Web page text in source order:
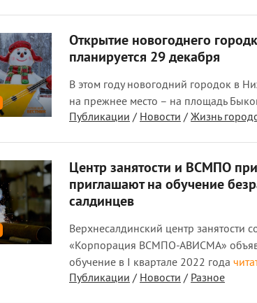
Открытие новогоднего
планируется 29 декабря
В этом году новогодний городок в
на прежнее место – на площадь
Публикации/ Новости/ Жизнь
Центр занятости и ВСМПО
приглашают на обучение
салдинцев
Верхнесалдинский центр занятости
«Корпорация ВСМПО-АВИСМА»
обучение в I квартале 2022 года
Публикации/ Новости/ Разное